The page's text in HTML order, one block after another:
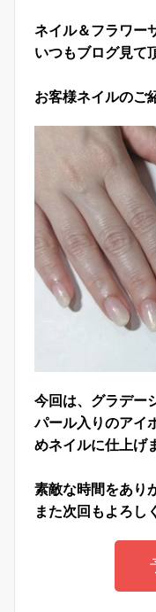
ネイル＆フラワー
いつもブログ見て
お客様ネイルのご
今回は、グラデ
パール入りのアイ
めネイルに仕上げ
素敵な時間をあり
また次回もよろし